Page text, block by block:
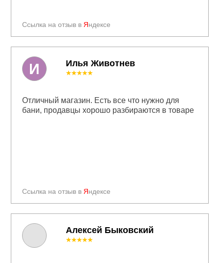
Ссылка на отзыв в Яндексе
Илья Животнев
Ссылка на отзыв в Яндексе
★★★★★
Отличный магазин. Есть все что нужно для
бани, продавцы хорошо разбираются в товаре
И
Алексей Быковский
★★★★★